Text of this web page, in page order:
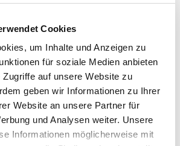
Cookies
um Inhalte und Anzeigen zu
für soziale Medien anbieten
auf unsere Website zu
geben wir Informationen zu Ihrer
Website an unsere Partner für
und Analysen weiter. Unsere
Informationen möglicherweise mit
€
Touristik GmbH